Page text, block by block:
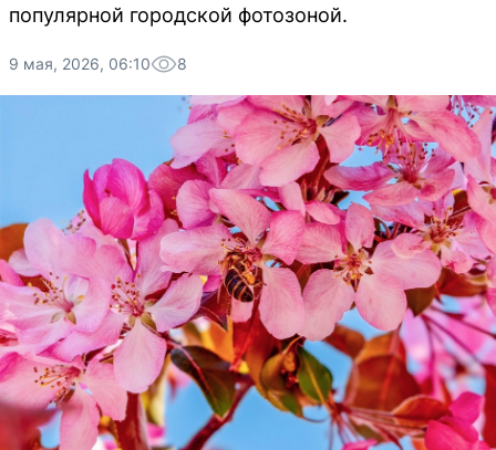
популярной городской фотозоной.
9 мая, 2026, 06:10 8